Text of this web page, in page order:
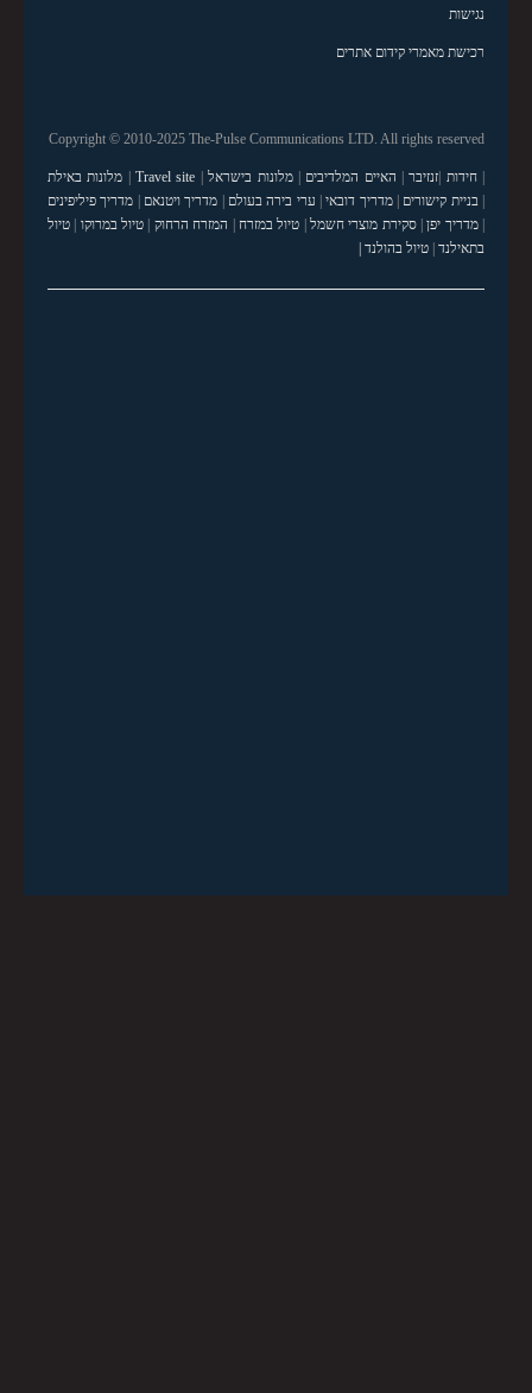
נגישות
רכישת מאמרי קידום אתרים
Copyright © 2010-2025 The-Pulse Communications LTD. All rights reserved
|חידות זנזיבר| האיים המלדיבים |מלונות בישראל|
Travel site
| מלונות באילת
|בניית קישורים |מדריך דובאי| ערי בירה בעולם מדריך ויטנאם
מדריך פיליפינים
|מדריך יפן|סקירת מוצרי חשמל טיול במזרח המזרח הרחוק טיול במרוקו
טיול
בתאילנד טיול בהולנד |